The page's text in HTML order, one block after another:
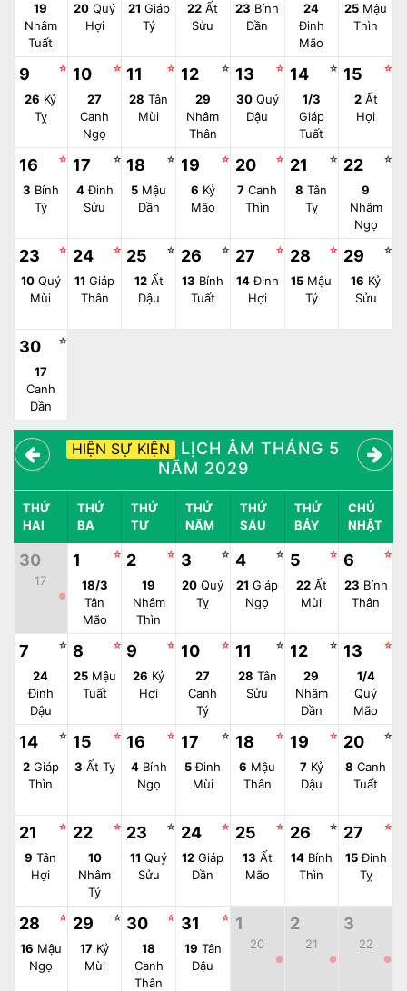
19
Nhâm
Tuất
20 Quý
Hợi
21 Giáp
Tý
22 Ất
Sửu
23 Bính
Dần
24
Đinh
Mão
25 Mậu
Thìn
9 ☆
26 Kỷ
Tỵ
10 ☆
27
Canh
Ngọ
11 ☆
28 Tân
Mùi
12 ☆
29
Nhâm
Thân
13 ☆
30Quý
Dậu
14 ☆
1/3
Giáp
Tuất
15 ☆
2Ất
Hợi
16 ☆
3 Bính
Tý
17 ☆
4Đinh
Sửu
18 ☆
5 Mậu
Dần
19 ☆
6 Kỷ
Mão
20 ☆
7 Canh
Thìn
21 ☆
8 Tân
Tỵ
22 ☆
9
Nhâm
Ngọ
23 ☆
10Quý
Mùi
24 ☆
11 Giáp
Thân
25 ☆
12Ất
Dậu
26 ☆
13 Bính
Tuất
27 ☆
14Đinh
Hợi
28 ☆
15 Mậu
Tý
29 ☆
16 Kỷ
Sửu
30 ☆
17
Canh
Dần
HIỆN SỰ KIỆN
LỊCH ÂM THÁNG 5
NĂM 2029
THỨ
HAI
THỨ
BA
THỨ
TƯ
THỨ
NĂM
THỨ
SÁU
THỨ
BẢY
CHỦ
NHẬT
30
17
●
1 ☆
18/3
Tân
Mão
2 ☆
19
Nhâm
Thìn
3 ☆
20 Quý
Tỵ
4 ☆
21 Giáp
Ngọ
5 ☆
22Ất
Mùi
6 ☆
23 Bính
Thân
7 ☆
24
Đinh
Dậu
8 ☆
25Mậu
Tuất
9 ☆
26 Kỷ
Hợi
10 ☆
27
Canh
Tý
11 ☆
28 Tân
Sửu
12 ☆
29
Nhâm
Dần
13 ☆
1/4
Quý
Mão
14 ☆
2Giáp
Thìn
15 ☆
3 Ất Tỵ
16 ☆
4Bính
Ngọ
17 ☆
5Đinh
Mùi
18 ☆
6 Mậu
Thân
19 ☆
7Kỷ
Dậu
20 ☆
8 Canh
Tuất
21 ☆
9 Tân
Hợi
22 ☆
10
Nhâm
Tý
23 ☆
11 Quý
Sửu
24 ☆
12 Giáp
Dần
25 ☆
13 Ất
Mão
26 ☆
14Bính
Thìn
27 ☆
15Đinh
Tỵ
28 ☆
16 Mậu
Ngọ
29 ☆
17 Kỷ
Mùi
30 ☆
18
Canh
Thân
31 ☆
19 Tân
Dậu
1
20
●
2
21
●
3
22
●